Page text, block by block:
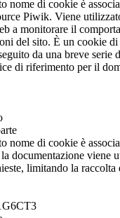
nome di cookie è
Piwik. Viene
a monitorare il
del sito. È un cookie
da una breve serie
di riferimento per il
nome di cookie è
documentazione viene
limitando la raccolta